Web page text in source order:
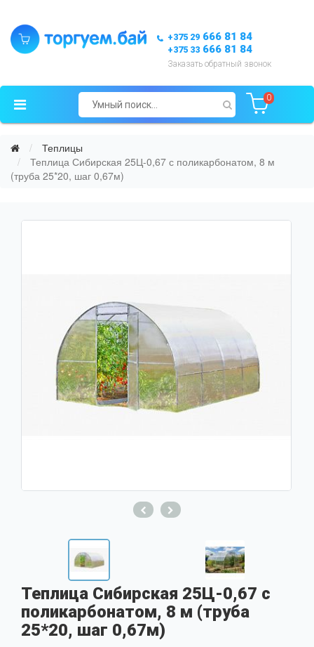
+375 29 666 81 84
+375 33 666 81 84
Заказать обратный звонок
0
Теплицы
Теплица Сибирская 25Ц-0,67 с поликарбонатом, 8 м
(труба 25*20, шаг 0,67м)
Теплица Сибирская 25Ц-0,67 с
поликарбонатом, 8 м (труба
25*20, шаг 0,67м)